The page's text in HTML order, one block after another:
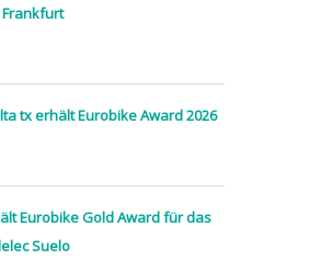
Frankfurt
tx erhält Eurobike Award 2026
Eurobike Gold Award für das
Suelo